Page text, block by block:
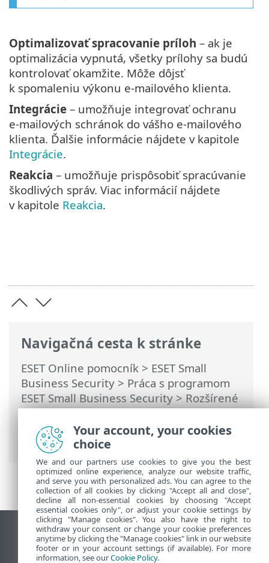
Navigačná cesta k stránke
ESET Online pomocník > ESET Small
Business Security > Práca s programom
ESET Small Business Security>Rozšírené
nastavenia>Ochrana>Ochrana
e‑mailových klientov> Ochrana
e‑mailových schránok
Optimalizovať spracovanie príloh – ak je
optimalizácia vypnutá, všetky prílohy sa budú
kontrolovať okamžite. Môže dôjsť
k spomaleniu výkonu e‑mailového klienta.
Integrácie – umožňuje integrovať ochranu
e‑mailových schránok do vášho e‑mailového
klienta. Ďalšie informácie nájdete v kapitole
Integrácie.
Reakcia – umožňuje prispôsobiť spracúvanie
škodlivých správ. Viac informácií nájdete
v kapitole Reakcia.
Zobraziť stránku ako na počítači
End of Life
Your account, your cookies
choice
We and our partners use cookies to give you the best
optimized online experience, analyze our website traffic,
and serve you with personalized ads. You can agree to the
collection of all cookies by clicking "Accept all and close",
decline all non-essential cookies by choosing "Accept
essential cookies only", or adjust your cookie settings by
clicking "Manage cookies". You also have the right to
withdraw your consent or change your cookie preferences
anytime by clicking the "Manage cookies" link in our website
footer or in your account settings (if available). For more
information, see ourCookie Policy.